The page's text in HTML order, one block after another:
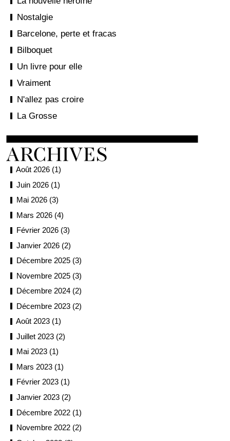
Nostalgie
Barcelone, perte et fracas
Bilboquet
Un livre pour elle
Vraiment
N'allez pas croire
La Grosse
Août 2026 (1)
Juin 2026 (1)
Mai 2026 (3)
Mars 2026 (4)
Février 2026 (3)
Janvier 2026 (2)
Décembre 2025 (3)
Novembre 2025 (3)
Décembre 2024 (2)
Décembre 2023 (2)
Août 2023 (1)
Juillet 2023 (2)
Mai 2023 (1)
Mars 2023 (1)
Février 2023 (1)
Janvier 2023 (2)
Décembre 2022 (1)
Novembre 2022 (2)